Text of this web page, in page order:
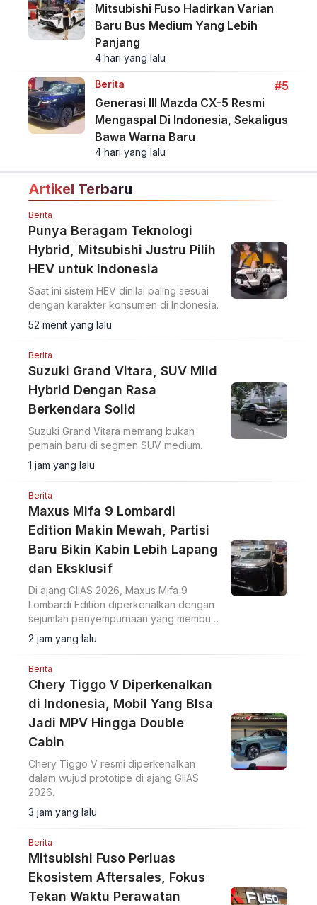
Mitsubishi Fuso Hadirkan Varian
Baru Bus Medium Yang Lebih
Panjang
4 hari yang lalu
Berita
#5
Generasi III Mazda CX-5 Resmi
Mengaspal Di Indonesia, Sekaligus
Bawa Warna Baru
4 hari yang lalu
Artikel Terbaru
Berita
Punya Beragam Teknologi
Hybrid, Mitsubishi Justru Pilih
HEV untuk Indonesia
Saat ini sistem HEV dinilai paling sesuai
dengan karakter konsumen di Indonesia.
52 menit yang lalu
Berita
Suzuki Grand Vitara, SUV Mild
Hybrid Dengan Rasa
Berkendara Solid
Suzuki Grand Vitara memang bukan
pemain baru di segmen SUV medium.
1 jam yang lalu
Berita
Maxus Mifa 9 Lombardi
Edition Makin Mewah, Partisi
Baru Bikin Kabin Lebih Lapang
dan Eksklusif
Di ajang GIIAS 2026, Maxus Mifa 9
Lombardi Edition diperkenalkan dengan
sejumlah penyempurnaan yang membuat
MPV listrik premium ini terasa semakin
eksklusif.
2 jam yang lalu
Berita
Chery Tiggo V Diperkenalkan
di Indonesia, Mobil Yang BIsa
Jadi MPV Hingga Double
Cabin
Chery Tiggo V resmi diperkenalkan
dalam wujud prototipe di ajang GIIAS
2026.
3 jam yang lalu
Berita
Mitsubishi Fuso Perluas
Ekosistem Aftersales, Fokus
Tekan Waktu Perawatan